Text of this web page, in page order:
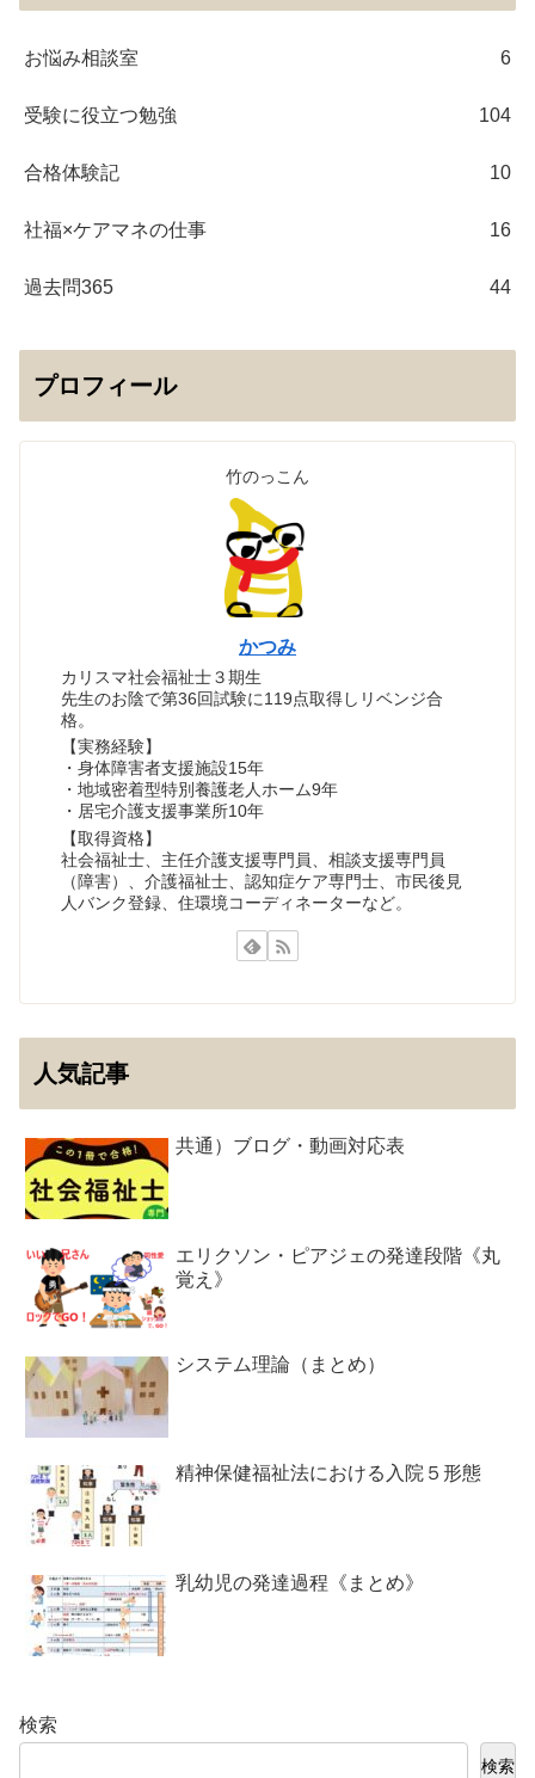
お悩み相談室 6
受験に役立つ勉強 104
合格体験記 10
社福×ケアマネの仕事 16
過去問365 44
プロフィール
竹のっこん
かつみ
カリスマ社会福祉士３期生
先生のお陰で第36回試験に119点取得しリベンジ合
格。
【実務経験】
・身体障害者支援施設15年
・地域密着型特別養護老人ホーム9年
・居宅介護支援事業所10年
【取得資格】
社会福祉士、主任介護支援専門員、相談支援専門員
（障害）、介護福祉士、認知症ケア専門士、市民後見
人バンク登録、住環境コーディネーターなど。
人気記事
共通）ブログ・動画対応表
エリクソン・ピアジェの発達段階《丸
覚え》
システム理論（まとめ）
精神保健福祉法における入院５形態
乳幼児の発達過程《まとめ》
検索
検索